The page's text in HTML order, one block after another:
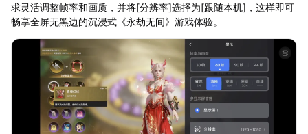
求灵活调整帧率和画质，并将[分辨率]选择为[跟随本机]，这样即可
畅享全屏无黑边的沉浸式《永劫无间》游戏体验。